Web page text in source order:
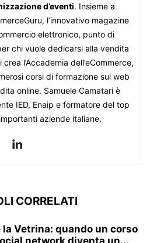
d’eventi. Insieme a
l’innovativo magazine
elettronico, punto di
chi vuole dedicarsi alla vendita
l’Accademia dell’eCommerce,
corsi di formazione sul web
online. Samuele Camatari è
IED, Enaip e formatore del top
aziende italiane.
CORRELATI
la Vetrina: quando un corso
network diventa un...